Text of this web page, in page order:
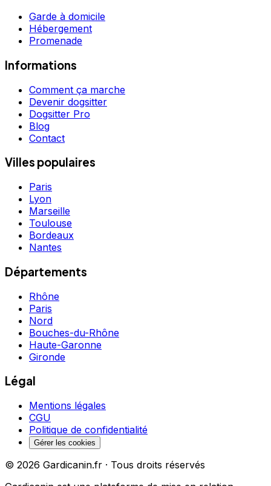
Garde à domicile
Hébergement
Promenade
Informations
Comment ça marche
Devenir dogsitter
Dogsitter Pro
Blog
Contact
Villes populaires
Paris
Lyon
Marseille
Toulouse
Bordeaux
Nantes
Départements
Rhône
Paris
Nord
Bouches-du-Rhône
Haute-Garonne
Gironde
Légal
Mentions légales
CGU
Politique de confidentialité
Gérer les cookies
© 2026 Gardicanin.fr · Tous droits réservés